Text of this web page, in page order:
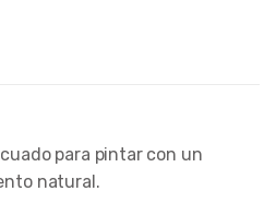
para pintar con un
natural.